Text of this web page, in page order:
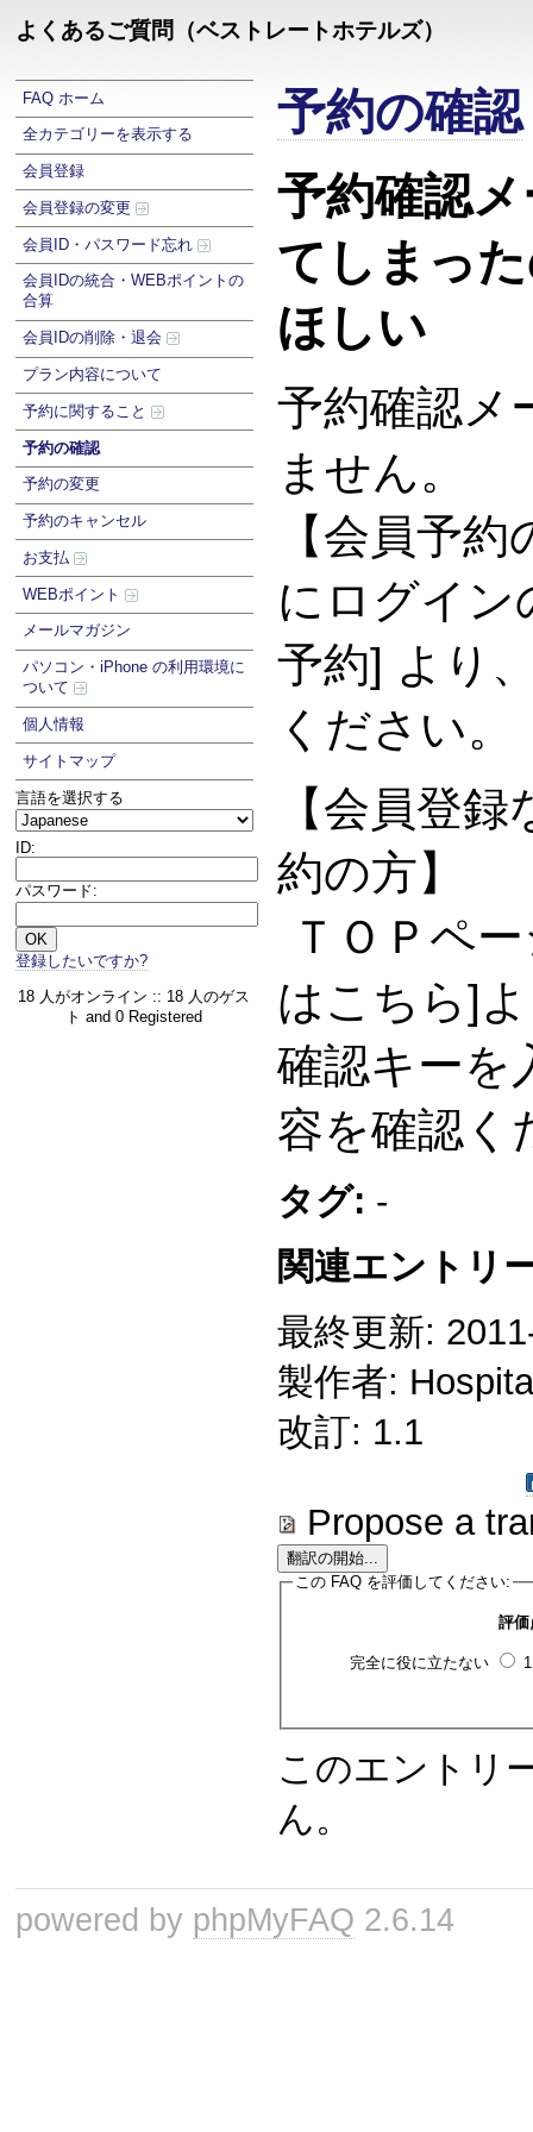
よくあるご質問（ベストレートホテルズ）
FAQ ホーム
全カテゴリーを表示する
会員登録
会員登録の変更
会員ID・パスワード忘れ
会員IDの統合・WEBポイントの
合算
会員IDの削除・退会
プラン内容について
予約に関すること
予約の確認
予約の変更
予約のキャンセル
お支払
WEBポイント
メールマガジン
パソコン・iPhone の利用環境に
ついて
個人情報
サイトマップ
言語を選択する
ID:
パスワード:
登録したいですか?
18 人がオンライン :: 18 人のゲス
ト and 0 Registered
予約の確認
予約確認
てしまっ
ほしい
予約確認メ
ません。
【会員予
にログイン
予約] より
ください。
【会員登
約の方】
ＴＯＰペ
はこちら]
確認キーを
容を確認く
タグ: -
関連エントリ
最終更新:
製作者:
改訂: 1.1
Propose a
この FAQ を評価してください:
評価
完全に役に立たない
このエントリ
ん。
powered by phpMyFAQ 2.6.14